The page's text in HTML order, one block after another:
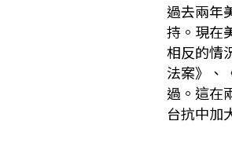
過去兩年
持。現在
相反的情
法案》、
過。這在
台抗中加